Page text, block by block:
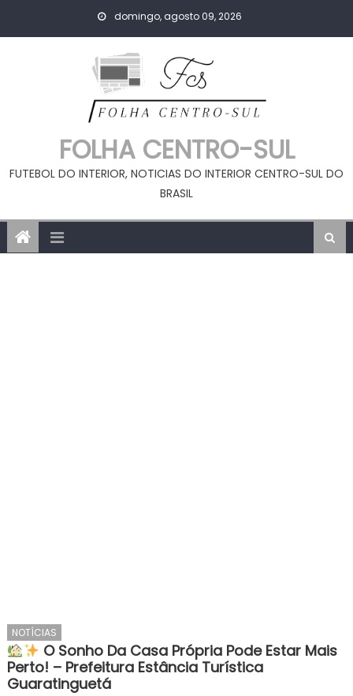
domingo, agosto 09, 2026
FOLHA CENTRO-SUL
FUTEBOL DO INTERIOR, NOTICIAS DO INTERIOR CENTRO-SUL DO
BRASIL
NOTÍCIAS
O Sonho Da Casa Própria Pode Estar Mais
Perto! – Prefeitura Estância Turística
Guaratinguetá